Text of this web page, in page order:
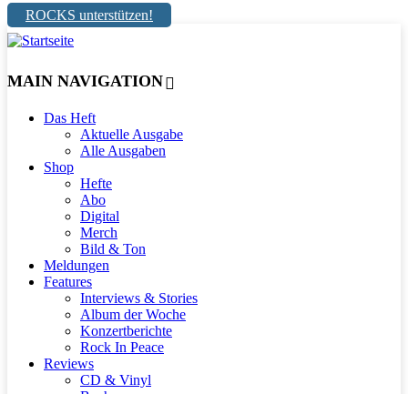
ROCKS unterstützen!
MAIN NAVIGATION
Das Heft
Aktuelle Ausgabe
Alle Ausgaben
Shop
Hefte
Abo
Digital
Merch
Bild & Ton
Meldungen
Features
Interviews & Stories
Album der Woche
Konzertberichte
Rock In Peace
Reviews
CD & Vinyl